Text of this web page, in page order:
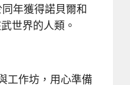
年獲得諾貝爾和
世界的人類。
工作坊，用心準備